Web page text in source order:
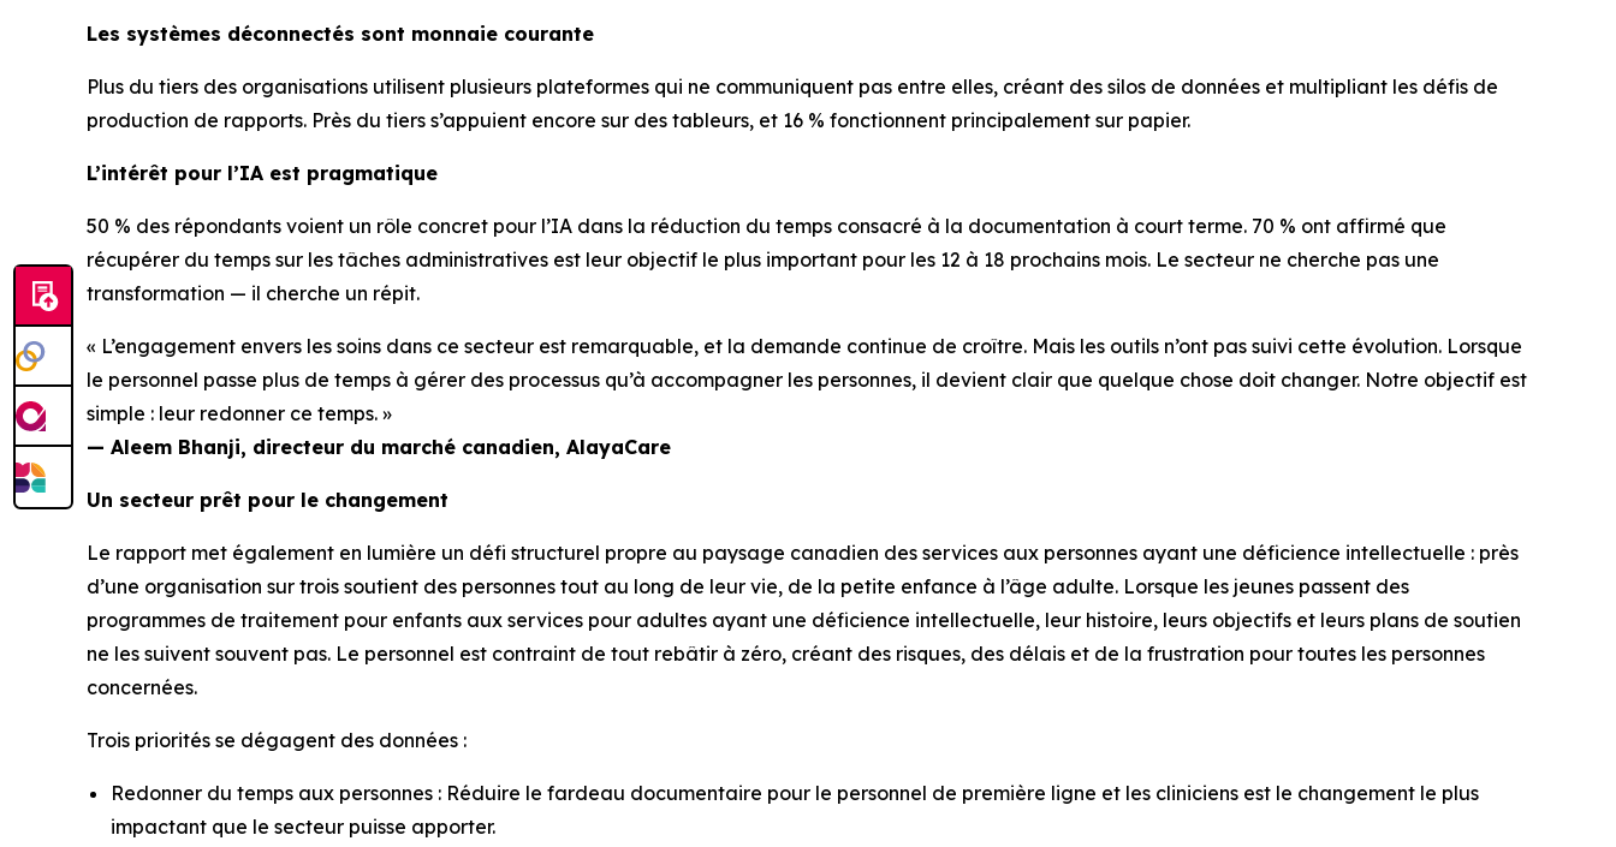
Les systèmes déconnectés sont monnaie courante
Plus du tiers des organisations utilisent plusieurs plateformes qui ne communiquent pas entre elles, créant des silos de données et multipliant les défis de
production de rapports. Près du tiers s’appuient encore sur des tableurs, et 16 % fonctionnent principalement sur papier.
L’intérêt pour l’IA est pragmatique
50 % des répondants voient un rôle concret pour l’IA dans la réduction du temps consacré à la documentation à court terme. 70 % ont affirmé que
récupérer du temps sur les tâches administratives est leur objectif le plus important pour les 12 à 18 prochains mois. Le secteur ne cherche pas une
transformation — il cherche un répit.
« L’engagement envers les soins dans ce secteur est remarquable, et la demande continue de croître. Mais les outils n’ont pas suivi cette évolution. Lorsque
le personnel passe plus de temps à gérer des processus qu’à accompagner les personnes, il devient clair que quelque chose doit changer. Notre objectif est
simple : leur redonner ce temps. »
— Aleem Bhanji, directeur du marché canadien, AlayaCare
Un secteur prêt pour le changement
Le rapport met également en lumière un défi structurel propre au paysage canadien des services aux personnes ayant une déficience intellectuelle : près
d’une organisation sur trois soutient des personnes tout au long de leur vie, de la petite enfance à l’âge adulte. Lorsque les jeunes passent des
programmes de traitement pour enfants aux services pour adultes ayant une déficience intellectuelle, leur histoire, leurs objectifs et leurs plans de soutien
ne les suivent souvent pas. Le personnel est contraint de tout rebâtir à zéro, créant des risques, des délais et de la frustration pour toutes les personnes
concernées.
Trois priorités se dégagent des données :
Redonner du temps aux personnes : Réduire le fardeau documentaire pour le personnel de première ligne et les cliniciens est le changement le plus
impactant que le secteur puisse apporter.